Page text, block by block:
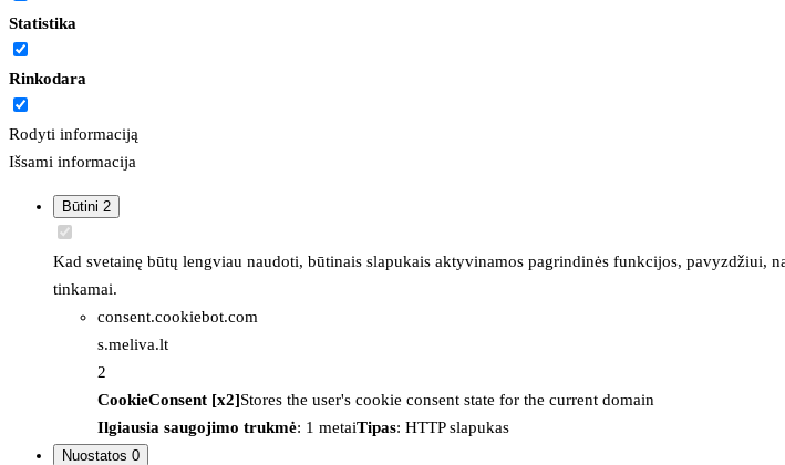
Statistika
Rinkodara
Rodyti informaciją
Išsami informacija
Būtini 2
Kad svetainę būtų lengviau naudoti, būtinais slapukais aktyvinamos pagrindinės funkcijos, pavyzdžiui,
tinkamai.
consent.cookiebot.com
s.meliva.lt
2
CookieConsent [x2]Stores the user's cookie consent state for the current domain
Ilgiausia saugojimo trukmė: 1 metaiTipas: HTTP slapukas
Nuostatos 0